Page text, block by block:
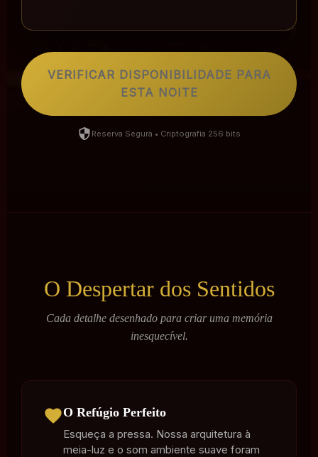
VERIFICAR DISPONIBILIDADE PARA
ESTA NOITE
Reserva Segura • Criptografia 256 bits
O Despertar dos Sentidos
Cada detalhe desenhado para criar uma memória
inesquecível.
O Refúgio Perfeito
Esqueça a pressa. Nossa arquitetura à
meia-luz e o som ambiente suave foram